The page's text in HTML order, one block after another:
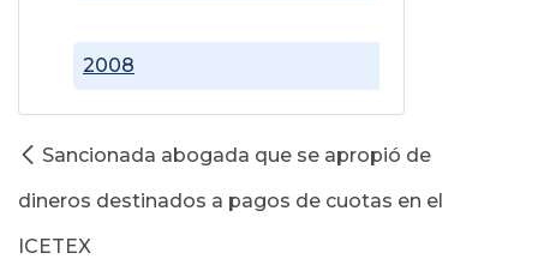
2008
Sancionada abogada que se apropió de
dineros destinados a pagos de cuotas en el
ICETEX